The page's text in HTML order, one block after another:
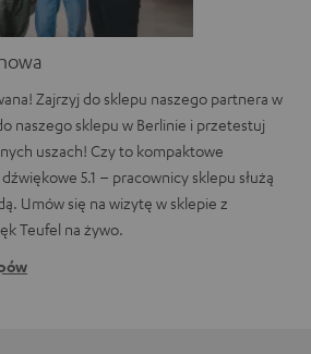
Zajrzyj do sklepu naszego partnera w
naszego sklepu w Berlinie i przetestuj
uszach! Czy to kompaktowe
5.1 – pracownicy sklepu służą
Umów się na wizytę w sklepie z
Teufel na żywo.